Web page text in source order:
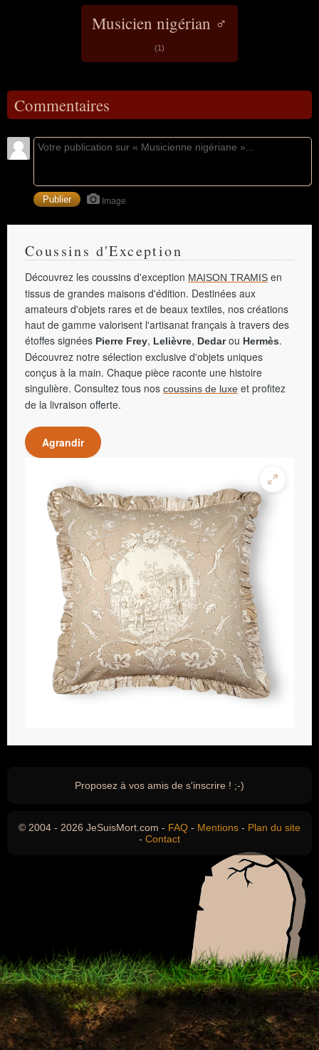
Musicien nigérian ♂
(1)
Commentaires
Image
Coussins d'Exception
Découvrez les coussins d'exception MAISON TRAMIS en
tissus de grandes maisons d'édition. Destinées aux
amateurs d'objets rares et de beaux textiles, nos créations
haut de gamme valorisent l'artisanat français à travers des
étoffes signées Pierre Frey, Lelièvre, Dedarou Hermès.
Découvrez notre sélection exclusive d'objets uniques
conçus à la main. Chaque pièce raconte une histoire
singulière. Consultez tous nos coussins de luxe et profitez
de la livraison offerte.
Agrandir
Proposez à vos amis de s'inscrire ! ;-)
© 2004 - 2026 JeSuisMort.com - FAQ - Mentions - Plan du site
- Contact